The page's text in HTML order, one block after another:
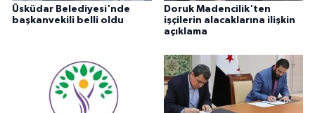
Üsküdar Belediyesi'nde
başkanvekili belli oldu
Doruk Madencilik'ten
işçilerin alacaklarına ilişkin
açıklama